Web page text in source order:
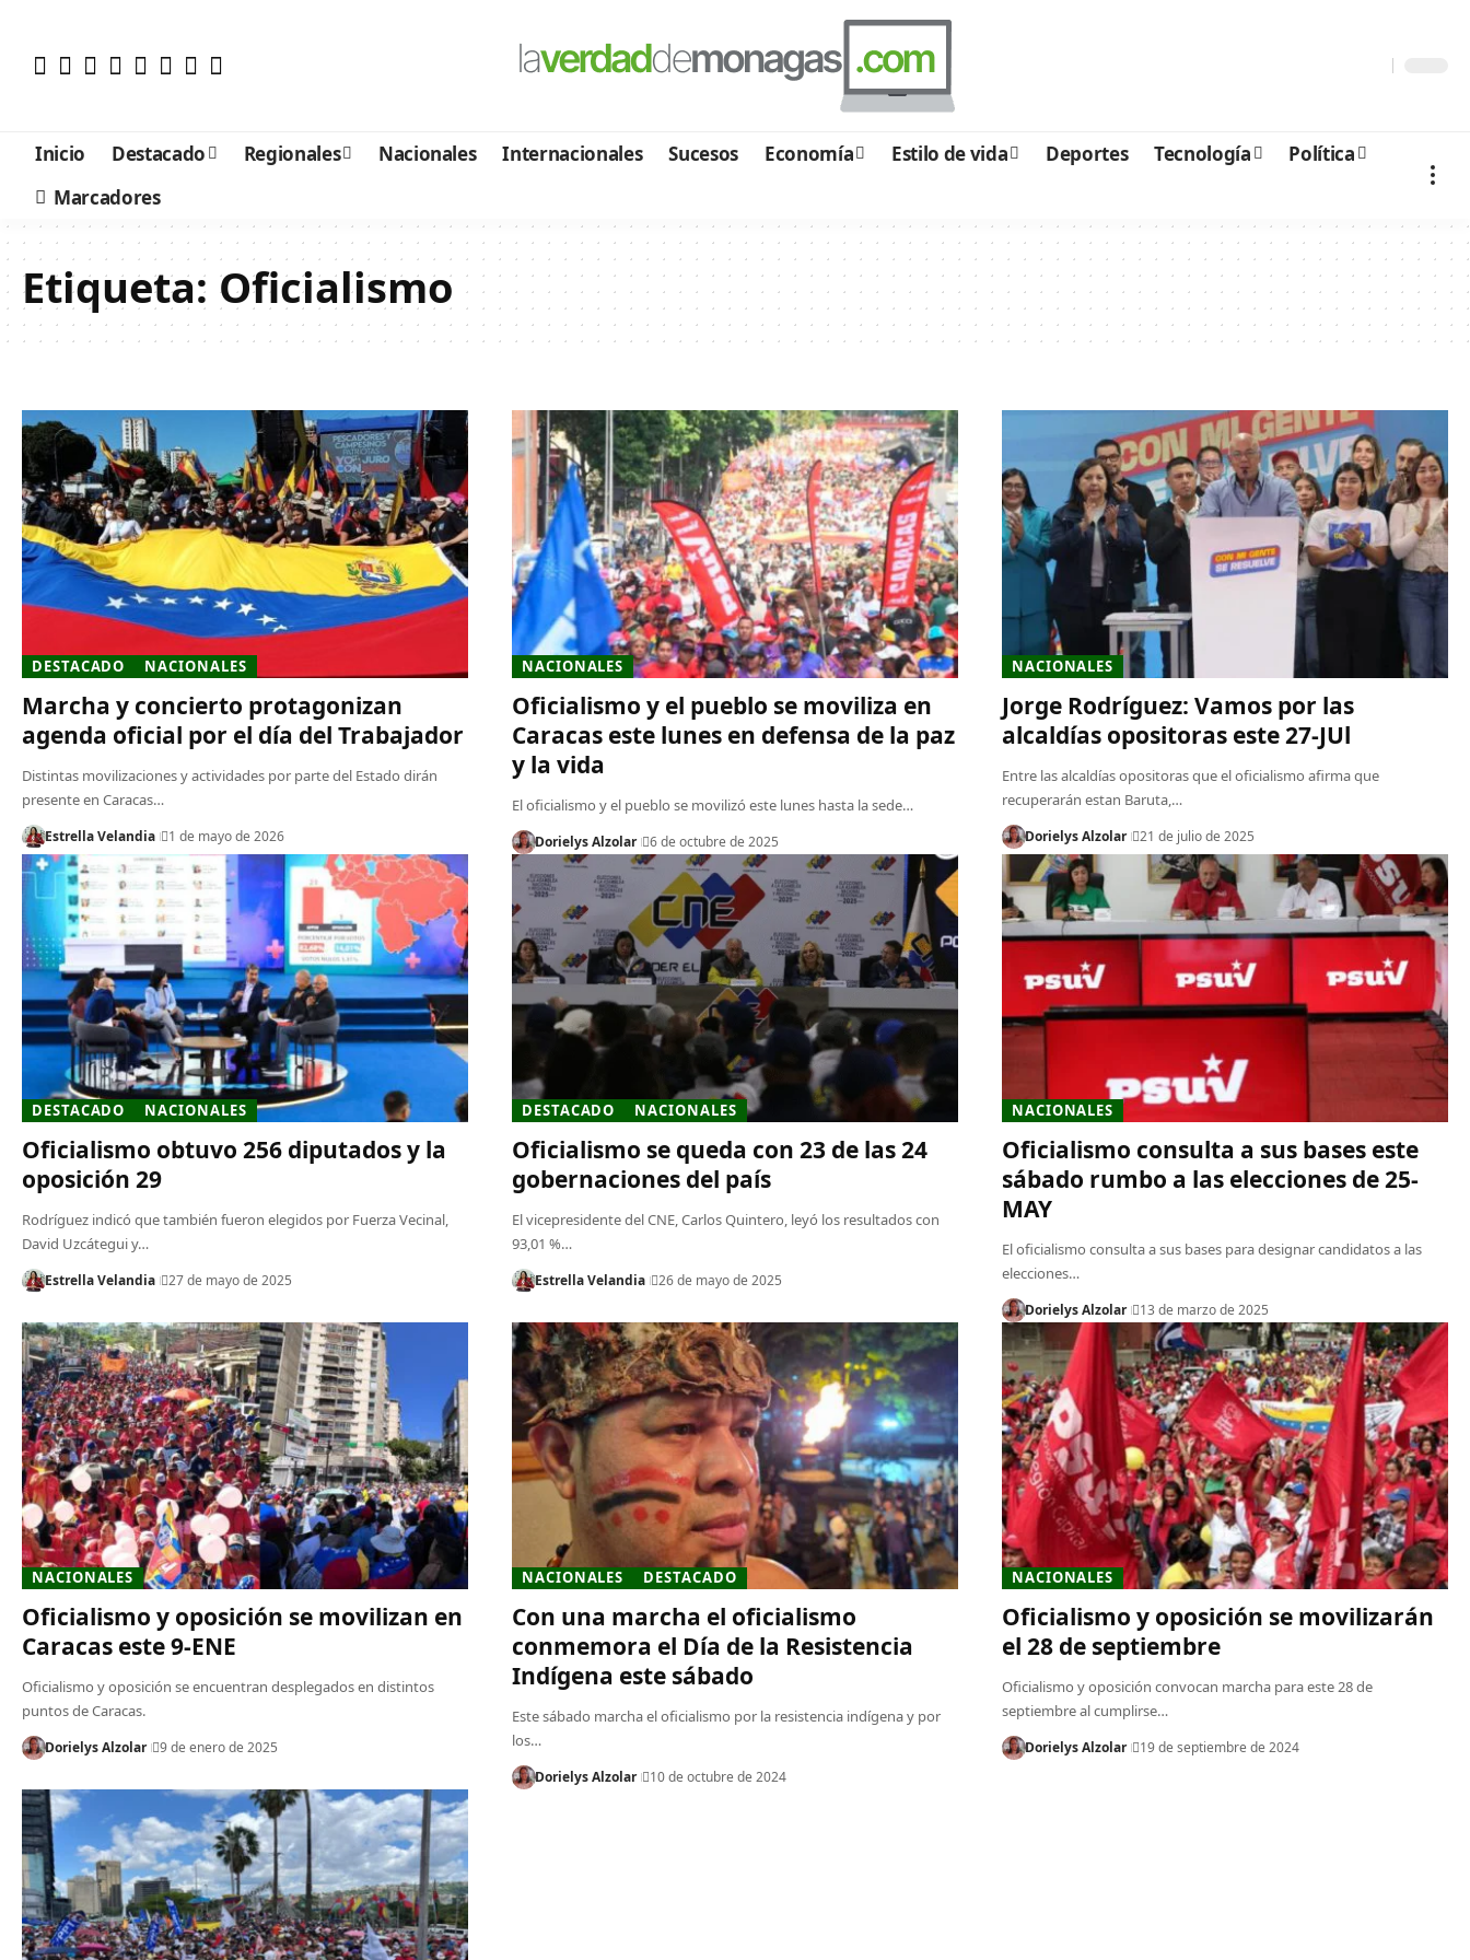
Inicio Destacado Regionales Nacionales Internacionales Sucesos Economía Estilo de vida Deportes Tecnología
Política
Marcadores
Etiqueta: Oficialismo
DESTACADO NACIONALES
Marcha y concierto protagonizan
agenda oficial por el día del Trabajador
Distintas movilizaciones y actividades por parte del Estado dirán
presente en Caracas…
Estrella Velandia 1 de mayo de 2026
NACIONALES
Oficialismo y el pueblo se moviliza en
Caracas este lunes en defensa de la paz
y la vida
El oficialismo y el pueblo se movilizó este lunes hasta la sede…
Dorielys Alzolar 6 de octubre de 2025
NACIONALES
Jorge Rodríguez: Vamos por las
alcaldías opositoras este 27-JUl
Entre las alcaldías opositoras que el oficialismo afirma que
recuperarán estan Baruta,…
Dorielys Alzolar 21 de julio de 2025
DESTACADO NACIONALES
Oficialismo obtuvo 256 diputados y la
oposición 29
Rodríguez indicó que también fueron elegidos por Fuerza Vecinal,
David Uzcátegui y…
Estrella Velandia 27 de mayo de 2025
DESTACADO NACIONALES
Oficialismo se queda con 23 de las 24
gobernaciones del país
El vicepresidente del CNE, Carlos Quintero, leyó los resultados con
93,01 %…
Estrella Velandia 26 de mayo de 2025
NACIONALES
Oficialismo consulta a sus bases este
sábado rumbo a las elecciones de 25-
MAY
El oficialismo consulta a sus bases para designar candidatos a las
elecciones…
Dorielys Alzolar 13 de marzo de 2025
NACIONALES
Oficialismo y oposición se movilizan en
Caracas este 9-ENE
Oficialismo y oposición se encuentran desplegados en distintos
puntos de Caracas.
Dorielys Alzolar 9 de enero de 2025
NACIONALES DESTACADO
Con una marcha el oficialismo
conmemora el Día de la Resistencia
Indígena este sábado
Este sábado marcha el oficialismo por la resistencia indígena y por
los…
Dorielys Alzolar 10 de octubre de 2024
NACIONALES
Oficialismo y oposición se movilizarán
el 28 de septiembre
Oficialismo y oposición convocan marcha para este 28 de
septiembre al cumplirse…
Dorielys Alzolar 19 de septiembre de 2024